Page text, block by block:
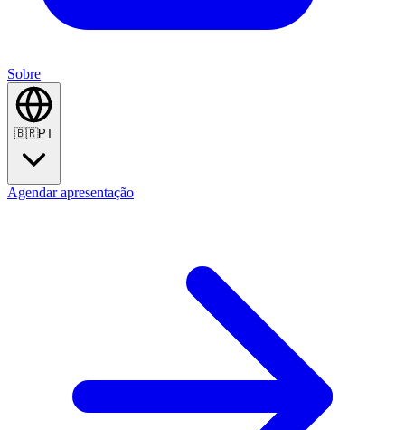
Sobre
🇧🇷PT
Agendar apresentação